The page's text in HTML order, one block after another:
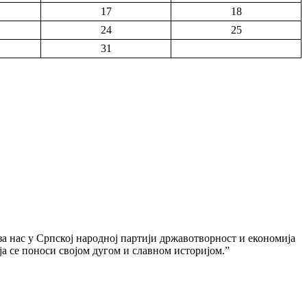
17
18
24
25
31
у Српској народној партији државотворност и економија
се поноси својом дугом и славном историјом.”